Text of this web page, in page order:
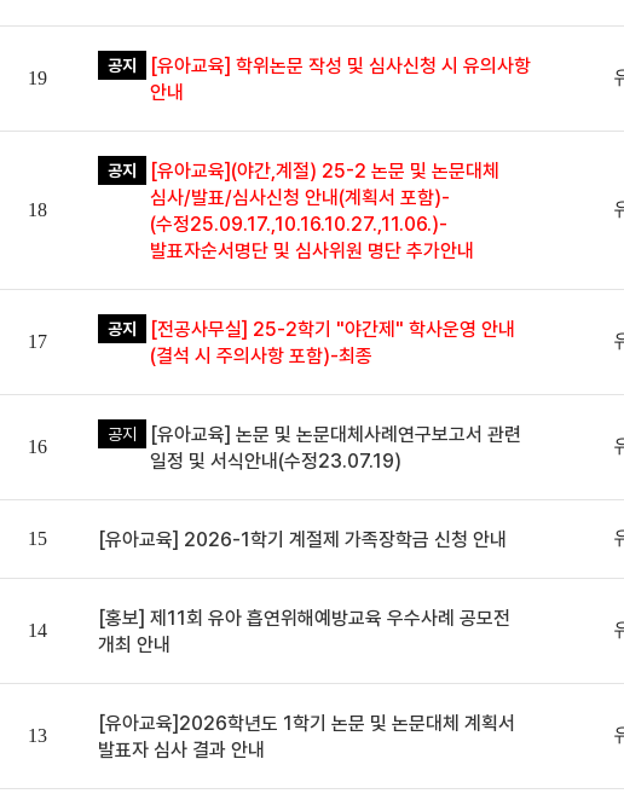
19
공지
[유아교육] 학위논문 작성 및 심사신청 시 유의사항
안내
18
공지
[유아교육](야간,계절) 25-2 논문 및 논문대체
심사/발표/심사신청 안내(계획서 포함)-
(수정25.09.17.,10.16.10.27.,11.06.)-
발표자순서명단 및 심사위원 명단 추가안내
17
공지
[전공사무실] 25-2학기 "야간제" 학사운영 안내
(결석 시 주의사항 포함)-최종
16
공지
[유아교육] 논문 및 논문대체사례연구보고서 관련
일정 및 서식안내(수정23.07.19)
15 일반
[유아교육] 2026-1학기 계절제 가족장학금 신청 안내
14
일반
[홍보] 제11회 유아 흡연위해예방교육 우수사례 공모전
개최 안내
13
일반
[유아교육]2026학년도 1학기 논문 및 논문대체 계획서
발표자 심사 결과 안내